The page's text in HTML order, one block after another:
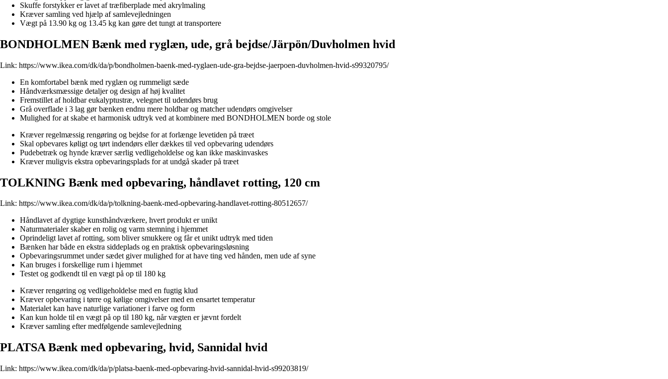
Skuffe forstykker er lavet af træfiberplade med akrylmaling
Kræver samling ved hjælp af samlevejledningen
Vægt på 13.90 kg og 13.45 kg kan gøre det tungt at transportere
BONDHOLMEN Bænk med ryglæn, ude, grå bejdse/Järpön/Duvholmen hvid
Link: https://www.ikea.com/dk/da/p/bondholmen-baenk-med-ryglaen-ude-gra-bejdse-jaerpoen-duvholmen-hvid-s99320795/
En komfortabel bænk med ryglæn og rummeligt sæde
Håndværksmæssige detaljer og design af høj kvalitet
Fremstillet af holdbar eukalyptustræ, velegnet til udendørs brug
Grå overflade i 3 lag gør bænken endnu mere holdbar og matcher udendørs omgivelser
Mulighed for at skabe et harmonisk udtryk ved at kombinere med BONDHOLMEN borde og stole
Kræver regelmæssig rengøring og bejdse for at forlænge levetiden på træet
Skal opbevares køligt og tørt indendørs eller dækkes til ved opbevaring udendørs
Pudebetræk og hynde kræver særlig vedligeholdelse og kan ikke maskinvaskes
Kræver muligvis ekstra opbevaringsplads for at undgå skader på træet
TOLKNING Bænk med opbevaring, håndlavet rotting, 120 cm
Link: https://www.ikea.com/dk/da/p/tolkning-baenk-med-opbevaring-handlavet-rotting-80512657/
Håndlavet af dygtige kunsthåndværkere, hvert produkt er unikt
Naturmaterialer skaber en rolig og varm stemning i hjemmet
Oprindeligt lavet af rotting, som bliver smukkere og får et unikt udtryk med tiden
Bænken har både en ekstra siddeplads og en praktisk opbevaringsløsning
Opbevaringsrummet under sædet giver mulighed for at have ting ved hånden, men ude af syne
Kan bruges i forskellige rum i hjemmet
Testet og godkendt til en vægt på op til 180 kg
Kræver rengøring og vedligeholdelse med en fugtig klud
Kræver opbevaring i tørre og kølige omgivelser med en ensartet temperatur
Materialet kan have naturlige variationer i farve og form
Kan kun holde til en vægt på op til 180 kg, når vægten er jævnt fordelt
Kræver samling efter medfølgende samlevejledning
PLATSA Bænk med opbevaring, hvid, Sannidal hvid
Link: https://www.ikea.com/dk/da/p/platsa-baenk-med-opbevaring-hvid-sannidal-hvid-s99203819/